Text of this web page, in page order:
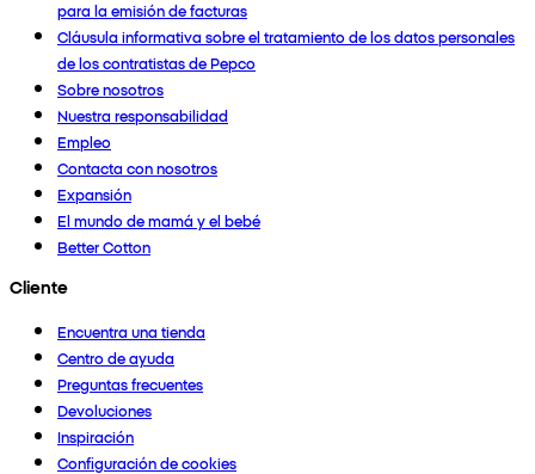
para la emisión de facturas
Cláusula informativa sobre el tratamiento de los datos personales
de los contratistas de Pepco
Sobre nosotros
Nuestra responsabilidad
Empleo
Contacta con nosotros
Expansión
El mundo de mamá y el bebé
Better Cotton
Cliente
Encuentra una tienda
Centro de ayuda
Preguntas frecuentes
Devoluciones
Inspiración
Configuración de cookies